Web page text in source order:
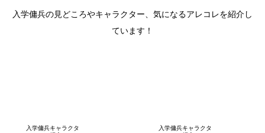
入学傭兵の見どころやキャラクター、気になるアレコレを紹介し
ています！
入学傭兵キャラクタ
入学傭兵キャラクタ